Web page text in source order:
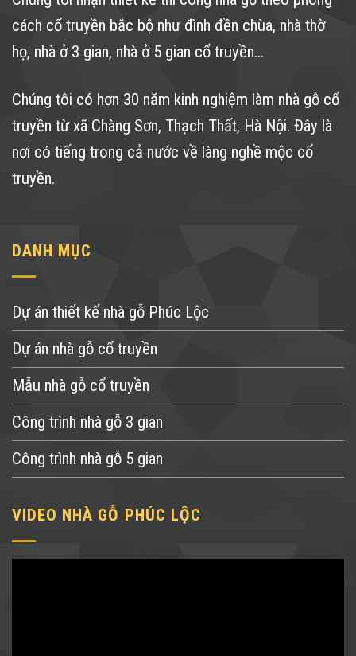
cách cổ truyền bắc bộ như đình đền chùa, nhà thờ
họ, nhà ở 3 gian, nhà ở 5 gian cổ truyền…
Chúng tôi có hơn 30 năm kinh nghiệm làm nhà gỗ cổ
truyền từ xã Chàng Sơn, Thạch Thất, Hà Nội. Đây là
nơi có tiếng trong cả nước về làng nghề mộc cổ
truyền.
DANH MỤC
Dự án thiết kế nhà gỗ Phúc Lộc
Dự án nhà gỗ cổ truyền
Mẫu nhà gỗ cổ truyền
Công trình nhà gỗ 3 gian
Công trình nhà gỗ 5 gian
VIDEO NHÀ GỖ PHÚC LỘC